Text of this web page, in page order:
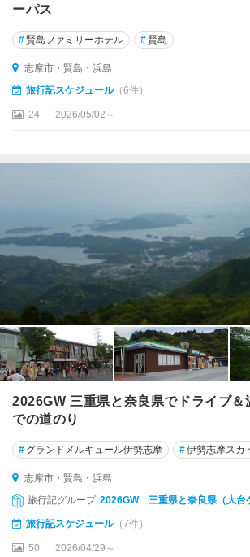
ーパス
#賢島ファミリーホテル #賢島
志摩市・賢島・浜島
旅行記スケジュール（6件）
24 2026/05/02～
2026GW 三重県と奈良県でドライブ＆
での道のり
# グランドメルキュール伊勢志摩 #伊勢志摩スカ
志摩市・賢島・浜島
旅行記グループ 2026GW 三重県と奈良県（大台
旅行記スケジュール（7件）
50 2026/04/29～